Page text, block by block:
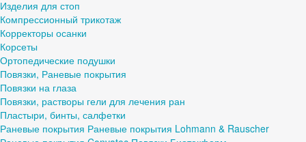
Изделия для стоп
Компрессионный трикотаж
Корректоры осанки
Корсеты
Ортопедические подушки
Повязки, Раневые покрытия
Повязки на глаза
Повязки, растворы гели для лечения ран
Пластыри, бинты, салфетки
Раневые покрытия Раневые покрытия Lohmann & Rauscher